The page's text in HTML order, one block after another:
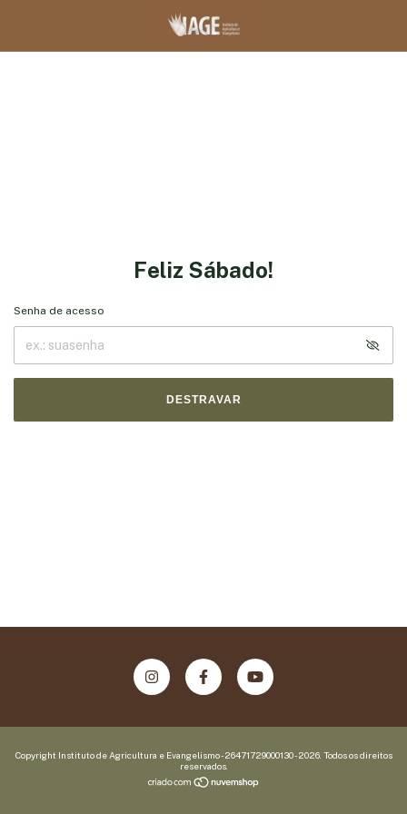
Feliz Sábado!
Senha de acesso
DESTRAVAR
Copyright Instituto de Agricultura e Evangelismo - 26471729000130 - 2026. Todos os direitos
reservados.